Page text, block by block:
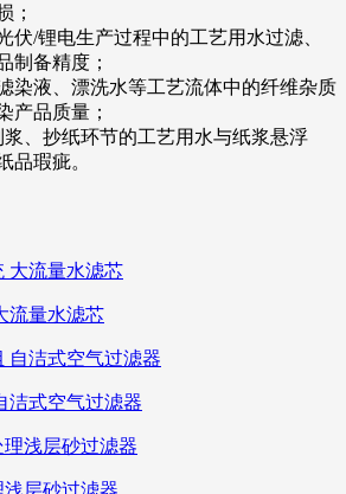
；
伏/锂电生产过程中的工艺用水过滤、
制备精度；
染液、漂洗水等工艺流体中的纤维杂质
产品质量；
浆、抄纸环节的工艺用水与纸浆悬浮
品瑕疵。
流量水滤芯
洁式空气过滤器